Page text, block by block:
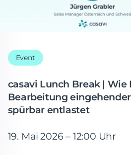
Event
casavi Lunch Break | Wie
Bearbeitung
spürbar entlastet
19. Mai 2026 – 12:00 Uhr